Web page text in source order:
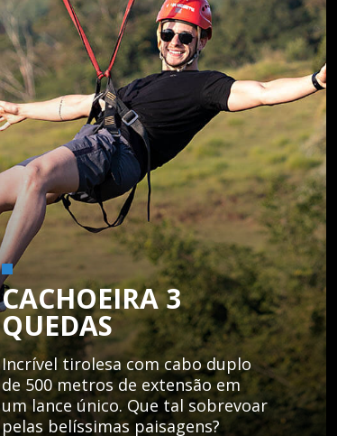
CACHOEIRA 3
QUEDAS
Incrível tirolesa com cabo duplo
de 500 metros de extensão em
um lance único. Que tal sobrevoar
pelas belíssimas paisagens?